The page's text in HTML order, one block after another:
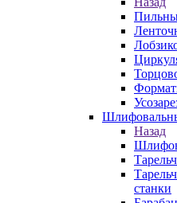
Назад
станки